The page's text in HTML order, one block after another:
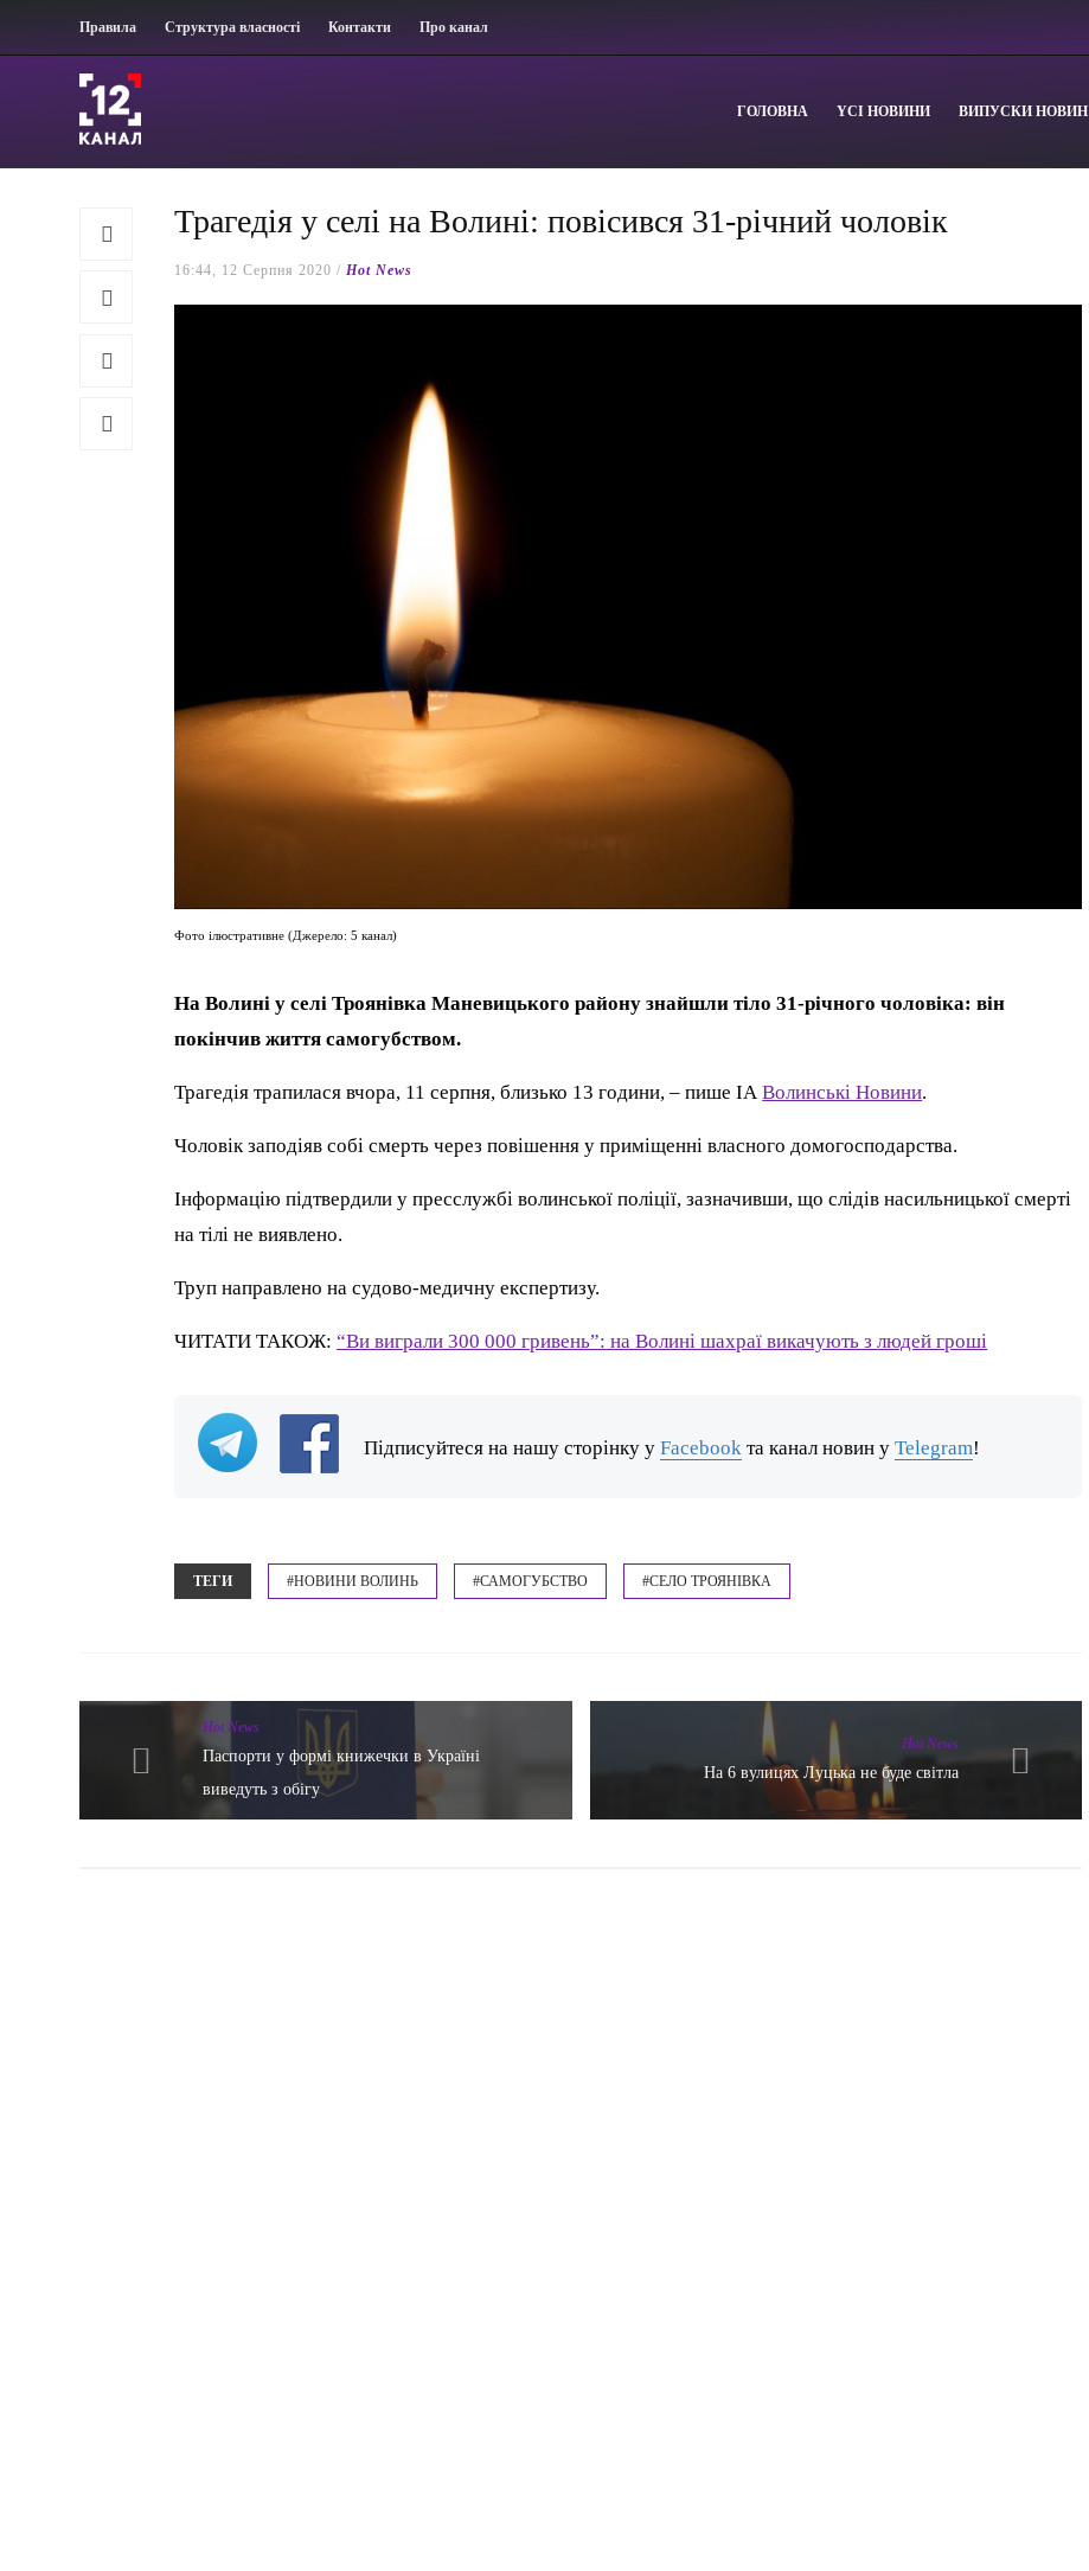
Правила Структура власності Контакти Про канал
ГОЛОВНА YСІ НОВИНИ ВИПУСКИ НОВИН
Трагедія у селі на Волині: повісився 31-річний чоловік
16:44, 12 Серпня 2020 /Hot News
Фото ілюстративне (Джерело: 5 канал)
На Волині у селі Троянівка Маневицького району знайшли тіло 31-річного чоловіка: він
покінчив життя самогубством.
Трагедія трапилася вчора, 11 серпня, близько 13 години, – пише ІАВолинські Новини.
Чоловік заподіяв собі смерть через повішення у приміщенні власного домогосподарства.
Інформацію підтвердили у пресслужбі волинської поліції, зазначивши, що слідів насильницької смерті
на тілі не виявлено.
Труп направлено на судово-медичну експертизу.
ЧИТАТИ ТАКОЖ:“Ви виграли 300 000 гривень”: на Волині шахраї викачують з людей гроші
Підписуйтеся на нашу сторінку уFacebook та канал новин уTelegram!
ТЕГИ #НОВИНИ ВОЛИНЬ #САМОГУБСТВО #СЕЛО ТРОЯНІВКА
Hot News
Паспорти у формі книжечки в Україні
виведуть з обігу
Hot News
На 6 вулицях Луцька не буде світла